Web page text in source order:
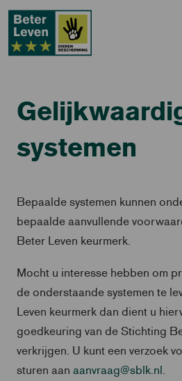
systemen
Bepaalde systemen kunnen
bepaalde aanvullende
Beter Leven keurmerk.
Mocht u interesse hebben om
de onderstaande systemen te
Leven keurmerk dan dient u
goedkeuring van de Stichting
verkrijgen. U kunt een verzoek
sturen aan aanvraag@sblk.nl.